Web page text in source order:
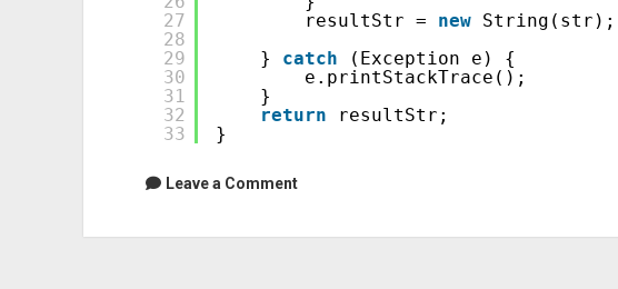
27
28
29
30
31
32
33
resultStr = new String(str);
} catch
(Exception e) {
e.printStackTrace();
}
return
resultStr;
}
Leave a Comment